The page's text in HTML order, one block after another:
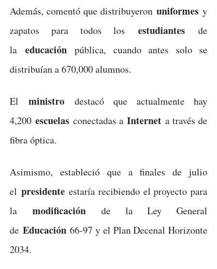
Además, comentó que distribuyeron uniformes y
zapatos para todos losestudiantes de
la educaciónpública, cuando antes solo se
distribuían a 670,000 alumnos.
El ministro destacó que actualmente hay
4,200 escuelasconectadas aInternet a través de
fibra óptica.
Asimismo, estableció que a finales de julio
el presidenteestaría recibiendo el proyecto para
lamodificación de la Ley General
de Educación66-97 y el Plan Decenal Horizonte
2034.